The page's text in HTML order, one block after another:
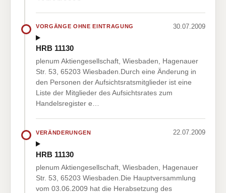
VORGÄNGE OHNE EINTRAGUNG 30.07.2009
HRB 11130
plenum Aktiengesellschaft, Wiesbaden, Hagenauer
Str. 53, 65203 Wiesbaden.Durch eine Änderung in
den Personen der Aufsichtsratsmitglieder ist eine
Liste der Mitglieder des Aufsichtsrates zum
Handelsregister e…
VERÄNDERUNGEN 22.07.2009
HRB 11130
plenum Aktiengesellschaft, Wiesbaden, Hagenauer
Str. 53, 65203 Wiesbaden.Die Hauptversammlung
vom 03.06.2009 hat die Herabsetzung des